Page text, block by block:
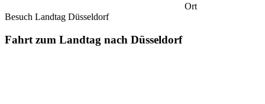
Ort
Besuch Landtag Düsseldorf
Fahrt zum Landtag nach Düsseldorf